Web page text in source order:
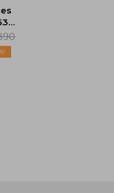
-